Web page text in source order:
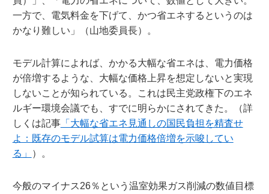
一方で、電気料金を下げて、かつ省エネするというのは
かなり難しい」（山地委員長）。
モデル計算によれば、かかる大幅な省エネは、電力価格
が倍増するような、大幅な価格上昇を想定しないと実現
しないことが知られている。これは民主党政権下のエネ
ルギー環境会議でも、すでに明らかにされてきた。（詳
しくは記事「大幅な省エネ見通しの国民負担を精査せ
よ：既存のモデル試算は電力価格倍増を示唆してい
る」
）。
今般のマイナス26％という温室効果ガス削減の数値目標